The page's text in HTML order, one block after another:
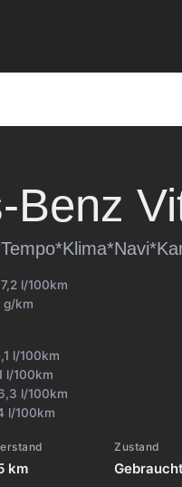
Benz
7,2 l/100km
g/km
l/100km
l/100km
l/100km
l/100km
km
Zustand